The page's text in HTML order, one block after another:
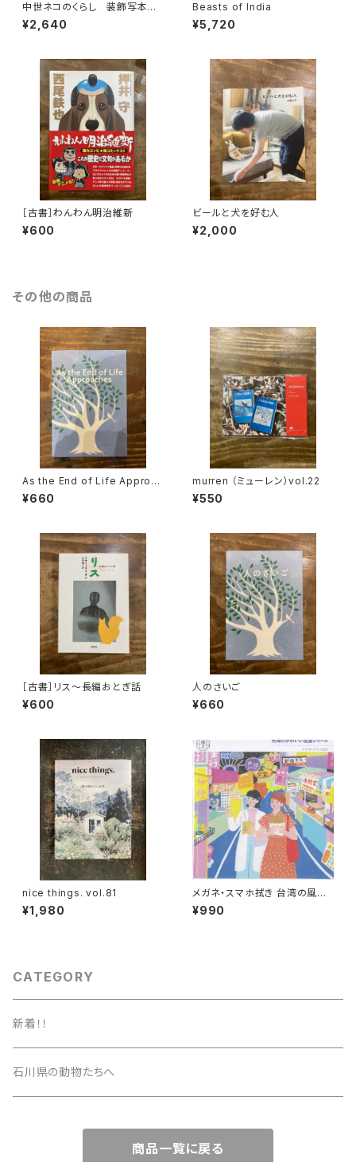
中世ネコのくらし 装飾写本で
たどる
¥2,640
Beasts of India
¥5,720
［古書］わんわん明治維新
¥600
ビールと犬を好む人
¥2,000
その他の商品
As the End of Life Approac
hes
¥660
murren （ミューレン）vol.22
¥550
［古書］リス〜長編おとぎ話
¥600
人のさいご
¥660
nice things. vol.81
¥1,980
メガネ・スマホ拭き 台湾の風景
（ナイトマーケット）
¥990
CATEGORY
新着！！
石川県の動物たちへ
商品一覧に戻る